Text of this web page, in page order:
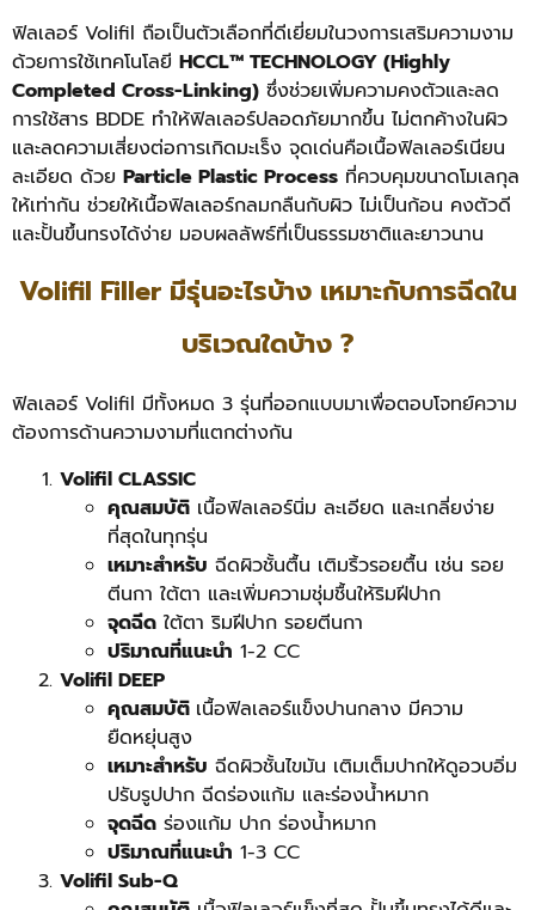
ฟิลเลอร์ Volifil ถือเป็นตัวเลือกที่ดีเยี่ยมในวงการเสริมความงาม
ด้วยการใช้เทคโนโลยี HCCL™ TECHNOLOGY (Highly
Completed Cross-Linking) ซึ่งช่วยเพิ่มความคงตัวและลด
การใช้สาร BDDE ทำให้ฟิลเลอร์ปลอดภัยมากขึ้น ไม่ตกค้างในผิว
และลดความเสี่ยงต่อการเกิดมะเร็ง จุดเด่นคือเนื้อฟิลเลอร์เนียน
ละเอียด ด้วย Particle Plastic Process ที่ควบคุมขนาดโมเลกุล
ให้เท่ากัน ช่วยให้เนื้อฟิลเลอร์กลมกลืนกับผิว ไม่เป็นก้อน คงตัวดี
และปั้นขึ้นทรงได้ง่าย มอบผลลัพธ์ที่เป็นธรรมชาติและยาวนาน
Volifil Filler มีรุ่นอะไรบ้าง เหมาะกับการฉีดใน
บริเวณใดบ้าง ?
ฟิลเลอร์ Volifil มีทั้งหมด 3 รุ่นที่ออกแบบมาเพื่อตอบโจทย์ความ
ต้องการด้านความงามที่แตกต่างกัน
Volifil CLASSIC
คุณสมบัติ เนื้อฟิลเลอร์นิ่ม ละเอียด และเกลี่ยง่าย
ที่สุดในทุกรุ่น
เหมาะสำหรับ ฉีดผิวชั้นตื้น เติมริ้วรอยตื้น เช่น รอย
ตีนกา ใต้ตา และเพิ่มความชุ่มชื้นให้ริมฝีปาก
จุดฉีด ใต้ตา ริมฝีปาก รอยตีนกา
ปริมาณที่แนะนำ 1-2 CC
Volifil DEEP
คุณสมบัติ เนื้อฟิลเลอร์แข็งปานกลาง มีความ
ยืดหยุ่นสูง
เหมาะสำหรับ ฉีดผิวชั้นไขมัน เติมเต็มปากให้ดูอวบอิ่ม
ปรับรูปปาก ฉีดร่องแก้ม และร่องน้ำหมาก
จุดฉีด ร่องแก้ม ปาก ร่องน้ำหมาก
ปริมาณที่แนะนำ 1-3 CC
Volifil Sub-Q